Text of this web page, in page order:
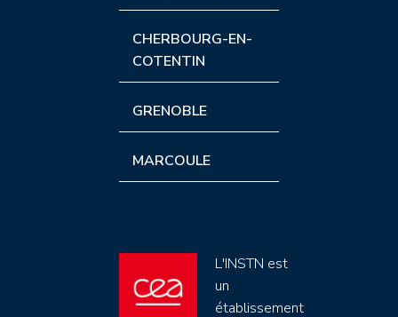
CHERBOURG-EN-
COTENTIN
GRENOBLE
MARCOULE
L'INSTN est
un
établissement